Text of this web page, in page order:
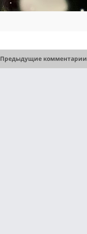
Предыдущие комментарии